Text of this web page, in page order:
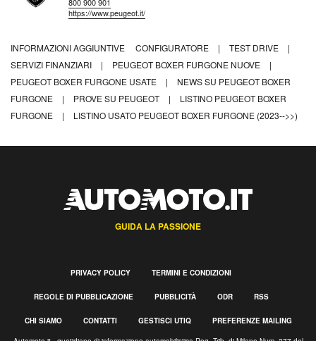
https://www.peugeot.it/
INFORMAZIONI AGGIUNTIVE CONFIGURATORE | TEST DRIVE
|
SERVIZI FINANZIARI
| PEUGEOT BOXER FURGONE NUOVE
|
PEUGEOT BOXER FURGONE USATE
|
NEWS SU PEUGEOT BOXER
FURGONE
| PROVE SU PEUGEOT |
LISTINO PEUGEOT BOXER
FURGONE
| LISTINO USATO PEUGEOT BOXER FURGONE (2023-->>)
GUIDA LA PASSIONE
PRIVACY POLICY TERMINI E CONDIZIONI
REGOLE DI PUBBLICAZIONE PUBBLICITÀ ODR RSS
CHI SIAMO CONTATTI GESTISCI UTIQ PREFERENZE MAILING